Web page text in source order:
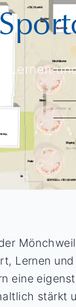
Lernen
Lernen
eine
stärkt